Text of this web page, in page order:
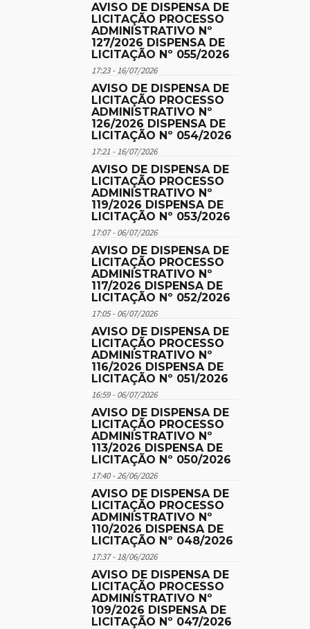
AVISO DE DISPENSA DE
LICITAÇÃO PROCESSO
ADMINISTRATIVO Nº
127/2026 DISPENSA DE
LICITAÇÃO Nº 055/2026
17:23 - 16/07/2026
AVISO DE DISPENSA DE
LICITAÇÃO PROCESSO
ADMINISTRATIVO Nº
126/2026 DISPENSA DE
LICITAÇÃO Nº 054/2026
17:21 - 16/07/2026
AVISO DE DISPENSA DE
LICITAÇÃO PROCESSO
ADMINISTRATIVO Nº
119/2026 DISPENSA DE
LICITAÇÃO Nº 053/2026
17:07 - 06/07/2026
AVISO DE DISPENSA DE
LICITAÇÃO PROCESSO
ADMINISTRATIVO Nº
117/2026 DISPENSA DE
LICITAÇÃO Nº 052/2026
17:05 - 06/07/2026
AVISO DE DISPENSA DE
LICITAÇÃO PROCESSO
ADMINISTRATIVO Nº
116/2026 DISPENSA DE
LICITAÇÃO Nº 051/2026
16:59 - 06/07/2026
AVISO DE DISPENSA DE
LICITAÇÃO PROCESSO
ADMINISTRATIVO Nº
113/2026 DISPENSA DE
LICITAÇÃO Nº 050/2026
17:40 - 26/06/2026
AVISO DE DISPENSA DE
LICITAÇÃO PROCESSO
ADMINISTRATIVO Nº
110/2026 DISPENSA DE
LICITAÇÃO Nº 048/2026
17:37 - 18/06/2026
AVISO DE DISPENSA DE
LICITAÇÃO PROCESSO
ADMINISTRATIVO Nº
109/2026 DISPENSA DE
LICITAÇÃO Nº 047/2026